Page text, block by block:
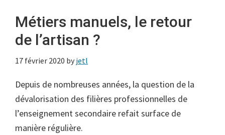
libérales
Métiers manuels, le retour
de l’artisan ?
17 février 2020 by jetl
Depuis de nombreuses années, la question de la
dévalorisation des filières professionnelles de
l’enseignement secondaire refait surface de
manière régulière.